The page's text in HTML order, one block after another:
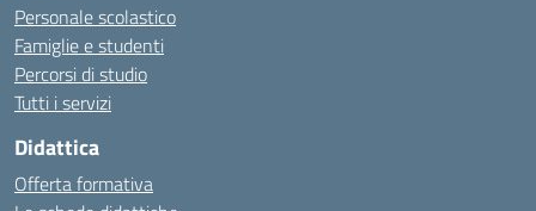
Personale scolastico
Famiglie e studenti
Percorsi di studio
Tutti i servizi
Didattica
Offerta formativa